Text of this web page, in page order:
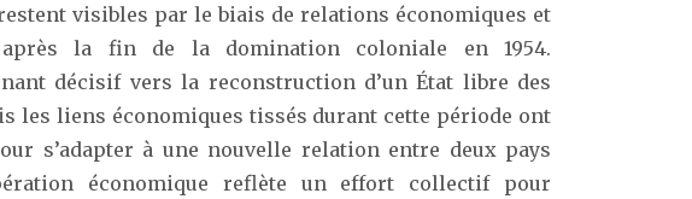
visibles par le biais de relations économiques et
la fin de la domination coloniale en 1954.
décisif vers la reconstruction d’un État libre des
les liens économiques tissés durant cette période ont
s’adapter à une nouvelle relation entre deux pays
économique reflète un effort collectif pour